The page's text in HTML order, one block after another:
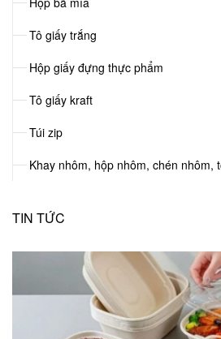
Tô giấy trắng
Hộp giấy đựng thực phẩm
Tô giấy kraft
Túi zip
Khay nhôm, hộp nhôm, chén nhôm,
TIN TỨC